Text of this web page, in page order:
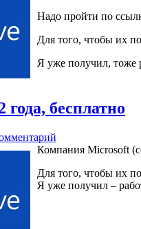
Надо пройти по
Для того, чтобы их
Я уже получил, тоже
бесплатно
Компания Microsoft
Для того, чтобы их
Я уже получил –